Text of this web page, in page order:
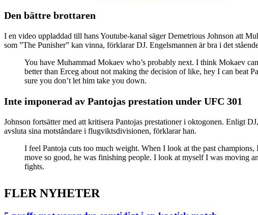
Den bättre brottaren
I en video uppladdad till hans Youtube-kanal säger Demetrious Johnson att
som ”The Punisher” kan vinna, förklarar DJ. Engelsmannen är bra i det
You have Muhammad Mokaev who’s probably next. I think Mokaev
better than Erceg about not making the decision of like, hey I can beat
sure you don’t let him take you down.
Inte imponerad av Pantojas prestation under UFC 301
Johnson fortsätter med att kritisera Pantojas prestationer i oktogonen. Enligt
avsluta sina motståndare i flugviktsdivisionen, förklarar han.
I feel Pantoja cuts too much weight. When I look at the past
move so good, he was finishing people. I look at myself I was moving
fights.
FLER NYHETER